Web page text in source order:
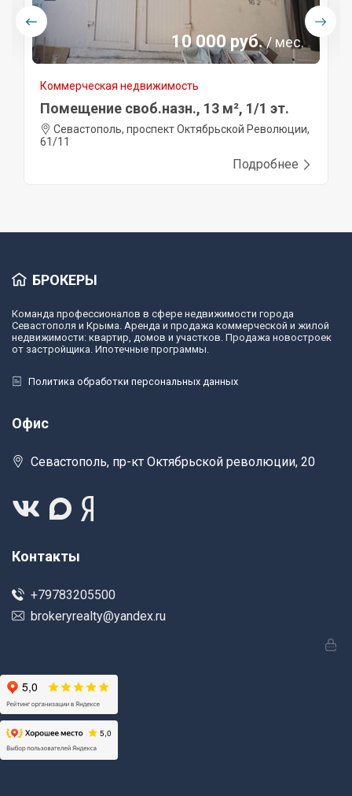
10 000 руб./ мес.
Коммерческая недвижимость
Помещение своб.назн., 13 м², 1/1 эт.
Севастополь, проспект Октябрьской Революции,
61/11
Подробнее
БРОКЕРЫ
Команда профессионалов в сфере недвижимости города
Севастополя и Крыма. Аренда и продажа коммерческой и жилой
недвижимости: квартир, домов и участков. Продажа новостроек
от застройщика. Ипотечные программы.
Политика обработки персональных данных
Офис
Севастополь, пр-кт Октябрьской революции, 20
Контакты
+79783205500
brokeryrealty@yandex.ru